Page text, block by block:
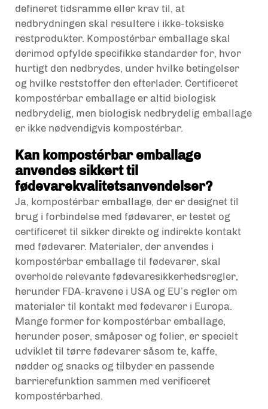
defineret tidsramme eller krav til, at
nedbrydningen skal resultere i ikke-toksiske
restprodukter. Kompostérbar emballage skal
derimod opfylde specifikke standarder for, hvor
hurtigt den nedbrydes, under hvilke betingelser
og hvilke reststoffer den efterlader. Certificeret
kompostérbar emballage er altid biologisk
nedbrydelig, men biologisk nedbrydelig emballage
er ikke nødvendigvis kompostérbar.
Kan kompostérbar emballage
anvendes sikkert til
fødevarekvalitetsanvendelser?
Ja, kompostérbar emballage, der er designet til
brug i forbindelse med fødevarer, er testet og
certificeret til sikker direkte og indirekte kontakt
med fødevarer. Materialer, der anvendes i
kompostérbar emballage til fødevarer, skal
overholde relevante fødevaresikkerhedsregler,
herunder FDA-kravene i USA og EU’s regler om
materialer til kontakt med fødevarer i Europa.
Mange former for kompostérbar emballage,
herunder poser, småposer og folier, er specielt
udviklet til tørre fødevarer såsom te, kaffe,
nødder og snacks og tilbyder en passende
barrierefunktion sammen med verificeret
kompostérbarhed.